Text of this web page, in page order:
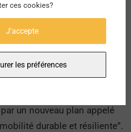
sont également
s’ancre dans un contexte
de mettre en place une
sur le territoire
un nouveau plan appelé
durable et résiliente”.
ces cookies?
J'accepte
les préférences